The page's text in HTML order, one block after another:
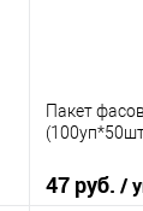
Пакет
47 руб. /